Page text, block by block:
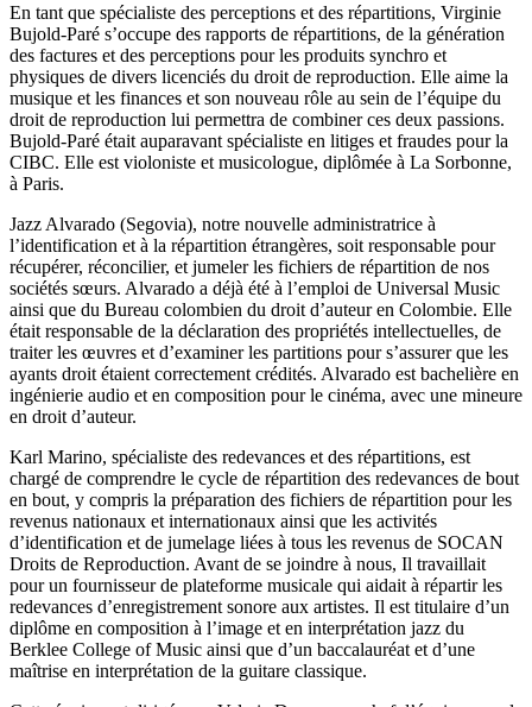
En tant que spécialiste des perceptions et des répartitions, Virginie
Bujold-Paré s’occupe des rapports de répartitions, de la génération
des factures et des perceptions pour les produits synchro et
physiques de divers licenciés du droit de reproduction. Elle aime la
musique et les finances et son nouveau rôle au sein de l’équipe du
droit de reproduction lui permettra de combiner ces deux passions.
Bujold-Paré était auparavant spécialiste en litiges et fraudes pour la
CIBC. Elle est violoniste et musicologue, diplômée à La Sorbonne,
à Paris.
Jazz Alvarado (Segovia), notre nouvelle administratrice à
l’identification et à la répartition étrangères, soit responsable pour
récupérer, réconcilier, et jumeler les fichiers de répartition de nos
sociétés sœurs. Alvarado a déjà été à l’emploi de Universal Music
ainsi que du Bureau colombien du droit d’auteur en Colombie. Elle
était responsable de la déclaration des propriétés intellectuelles, de
traiter les œuvres et d’examiner les partitions pour s’assurer que les
ayants droit étaient correctement crédités. Alvarado est bachelière en
ingénierie audio et en composition pour le cinéma, avec une mineure
en droit d’auteur.
Karl Marino, spécialiste des redevances et des répartitions, est
chargé de comprendre le cycle de répartition des redevances de bout
en bout, y compris la préparation des fichiers de répartition pour les
revenus nationaux et internationaux ainsi que les activités
d’identification et de jumelage liées à tous les revenus de SOCAN
Droits de Reproduction. Avant de se joindre à nous, Il travaillait
pour un fournisseur de plateforme musicale qui aidait à répartir les
redevances d’enregistrement sonore aux artistes. Il est titulaire d’un
diplôme en composition à l’image et en interprétation jazz du
Berklee College of Music ainsi que d’un baccalauréat et d’une
maîtrise en interprétation de la guitare classique.